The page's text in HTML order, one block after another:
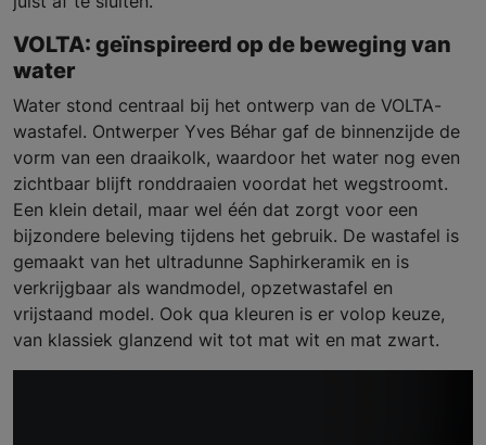
VOLTA: geïnspireerd op de beweging van
water
Water stond centraal bij het ontwerp van de VOLTA-
wastafel. Ontwerper Yves Béhar gaf de binnenzijde de
vorm van een draaikolk, waardoor het water nog even
zichtbaar blijft ronddraaien voordat het wegstroomt.
Een klein detail, maar wel één dat zorgt voor een
bijzondere beleving tijdens het gebruik. De wastafel is
gemaakt van het ultradunne Saphirkeramik en is
verkrijgbaar als wandmodel, opzetwastafel en
vrijstaand model. Ook qua kleuren is er volop keuze,
van klassiek glanzend wit tot mat wit en mat zwart.